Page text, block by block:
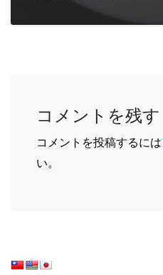
コメントを残す
コメントを投稿するには
い。